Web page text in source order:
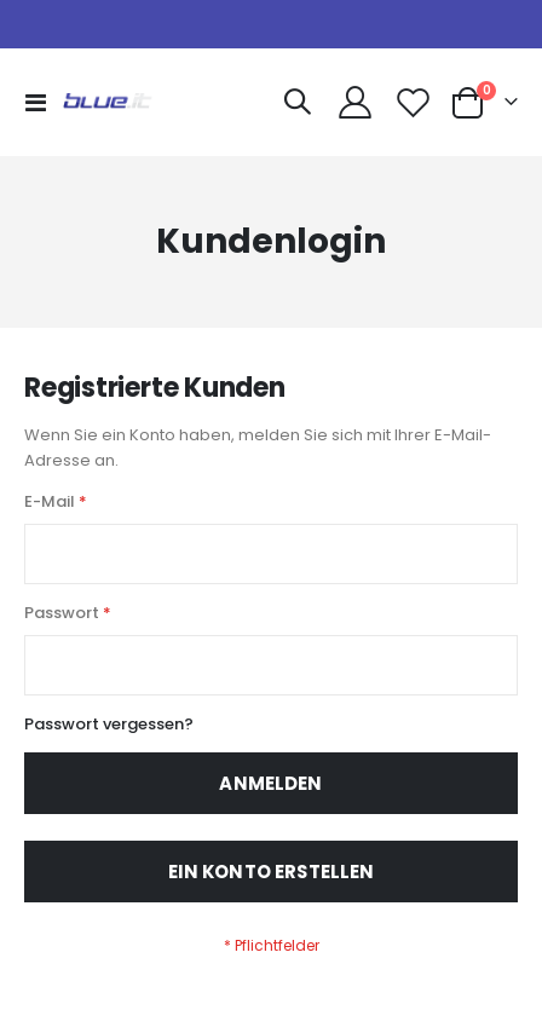
Navigation
Warenkorb
0Artikel
Kundenlogin
Registrierte Kunden
Wenn Sie ein Konto haben, melden Sie sich mit Ihrer E-Mail-
Adresse an.
E-Mail
Passwort
Passwort vergessen?
ANMELDEN
EIN KONTO ERSTELLEN